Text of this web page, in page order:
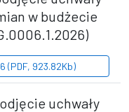
w budżecie
(PDF, 923.82Kb)
uchwały